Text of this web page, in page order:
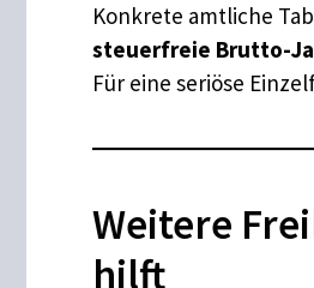
Konkrete amtliche
steuerfreie Brutto-
Für eine seriöse
Weitere
hilft